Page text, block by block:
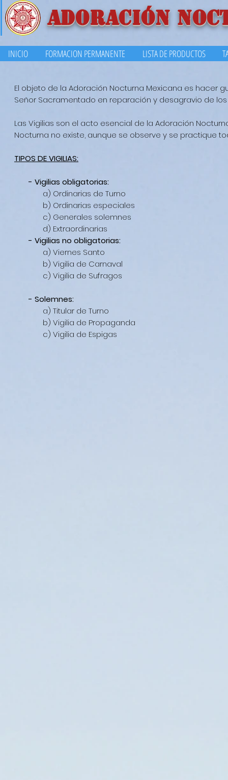
ADORACIÓN
INICIO FORMACION PERMANENTE LISTA DE PRODUCTOS
El objeto de la Adoración Nocturna Mexicana es hacer
Señor Sacramentado en reparación y desagravio de
Las Vigilias son el acto esencial de la Adoración
Nocturna no existe, aunque se observe y se practique
TIPOS DE VIGILIAS:
- Vigilias obligatorias:
a) Ordinarias de Turno
b) Ordinarias especiales
c) Generales solemnes
d) Extraordinarias
- Vigilias no obligatorias:
a) Viernes Santo
b) Vigilia de Carnaval
c) Vigilia de Sufragos
- Solemnes:
a) Titular de Turno
b) Vigilia de Propaganda
c) Vigilia de Espigas